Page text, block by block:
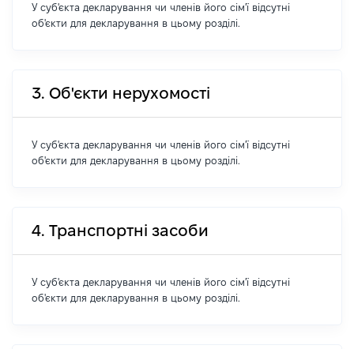
У суб'єкта декларування чи членів його сім'ї відсутні
об'єкти для декларування в цьому розділі.
3. Об'єкти нерухомості
У суб'єкта декларування чи членів його сім'ї відсутні
об'єкти для декларування в цьому розділі.
4. Транспортні засоби
У суб'єкта декларування чи членів його сім'ї відсутні
об'єкти для декларування в цьому розділі.